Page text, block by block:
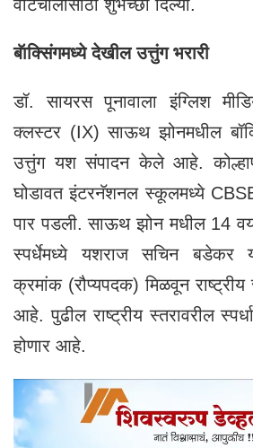
वाटचालीसाठी शुभेच्छा दिल्या.
बॅाक्सिंगमध्ये देखील उत्तुंग भरारी
डॉ. सायरस पूनावाला इंग्लिश
क्लस्टर (IX) साऊथ झोनमधील
उत्तुंग यश संपादन केले आहे.
घोडावत इंटरनॅशनल स्कूलमध्ये
पार पडली. साऊथ झोन मधील 14 वय
स्पर्धेमध्ये यशराज सचिन बडेकर या
क्रमांक (रौप्यपदक) मिळवून राष्ट्रीय
आहे. पुढील राष्ट्रीय स्तरावरील
होणार आहे.